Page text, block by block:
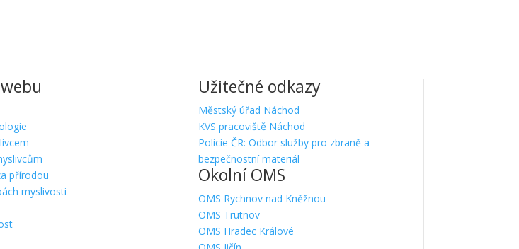
přírodou
myslivosti
Užitečné odkazy
Městský úřad Náchod
KVS pracoviště Náchod
Policie ČR: Odbor služby pro zbraně a
bezpečnostní materiál
Okolní OMS
OMS Rychnov nad Kněžnou
OMS Trutnov
OMS Hradec Králové